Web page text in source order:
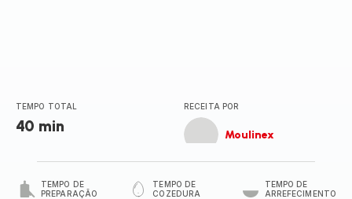
TEMPO TOTAL
40 min
RECEITA POR
Moulinex
TEMPO DE
PREPARAÇÃO
TEMPO DE
COZEDURA
TEMPO DE
ARREFECIMENTO